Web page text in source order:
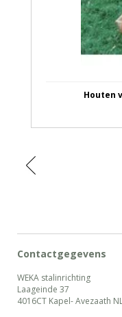
Houten
Contactgegevens
WEKA stalinrichting
Laageinde 37
4016CT Kapel- Avezaath